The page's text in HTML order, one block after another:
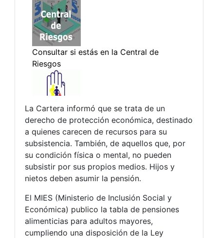
La Cartera informó que se trata de un
derecho de protección económica, destinado
a quienes carecen de recursos para su
subsistencia. También, de aquellos que, por
su condición física o mental, no pueden
subsistir por sus propios medios. Hijos y
nietos deben asumir la pensión.
El MIES (Ministerio de Inclusión Social y
Económica) publico la tabla de pensiones
alimenticias para adultos mayores,
cumpliendo una disposición de la Ley